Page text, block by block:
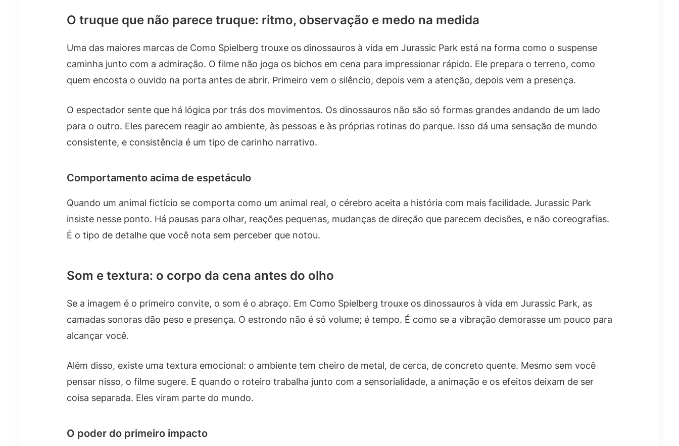
O truque que não parece truque: ritmo, observação e medo na medida
Uma das maiores marcas de Como Spielberg trouxe os dinossauros à vida em Jurassic Park está na forma como o suspense
caminha junto com a admiração. O filme não joga os bichos em cena para impressionar rápido. Ele prepara o terreno, como
quem encosta o ouvido na porta antes de abrir. Primeiro vem o silêncio, depois vem a atenção, depois vem a presença.
O espectador sente que há lógica por trás dos movimentos. Os dinossauros não são só formas grandes andando de um lado
para o outro. Eles parecem reagir ao ambiente, às pessoas e às próprias rotinas do parque. Isso dá uma sensação de mundo
consistente, e consistência é um tipo de carinho narrativo.
Comportamento acima de espetáculo
Quando um animal fictício se comporta como um animal real, o cérebro aceita a história com mais facilidade. Jurassic Park
insiste nesse ponto. Há pausas para olhar, reações pequenas, mudanças de direção que parecem decisões, e não coreografias.
É o tipo de detalhe que você nota sem perceber que notou.
Som e textura: o corpo da cena antes do olho
Se a imagem é o primeiro convite, o som é o abraço. Em Como Spielberg trouxe os dinossauros à vida em Jurassic Park, as
camadas sonoras dão peso e presença. O estrondo não é só volume; é tempo. É como se a vibração demorasse um pouco para
alcançar você.
Além disso, existe uma textura emocional: o ambiente tem cheiro de metal, de cerca, de concreto quente. Mesmo sem você
pensar nisso, o filme sugere. E quando o roteiro trabalha junto com a sensorialidade, a animação e os efeitos deixam de ser
coisa separada. Eles viram parte do mundo.
O poder do primeiro impacto